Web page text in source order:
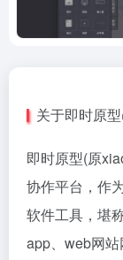
关于即时原型
即时原型(原
协作平台，作
软件工具，堪
app、web网